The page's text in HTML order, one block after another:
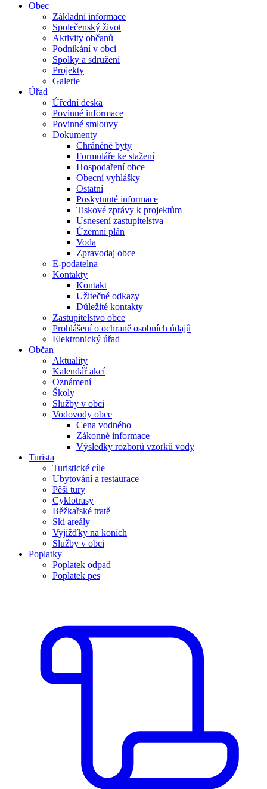
Obec
Základní informace
Společenský život
Aktivity občanů
Podnikání v obci
Spolky a sdružení
Projekty
Galerie
Úřad
Úřední deska
Povinné informace
Povinné smlouvy
Dokumenty
Chráněné byty
Formuláře ke stažení
Hospodaření obce
Obecní vyhlášky
Ostatní
Poskytnuté informace
Tiskové zprávy k projektům
Usnesení zastupitelstva
Územní plán
Voda
Zpravodaj obce
E-podatelna
Kontakty
Kontakt
Užitečné odkazy
Důležité kontakty
Zastupitelstvo obce
Prohlášení o ochraně osobních údajů
Elektronický úřad
Občan
Aktuality
Kalendář akcí
Oznámení
Školy
Služby v obci
Vodovody obce
Cena vodného
Zákonné informace
Výsledky rozborů vzorků vody
Turista
Turistické cíle
Ubytování a restaurace
Pěší tury
Cyklotrasy
Běžkařské tratě
Ski areály
Vyjížďky na koních
Služby v obci
Poplatky
Poplatek odpad
Poplatek pes